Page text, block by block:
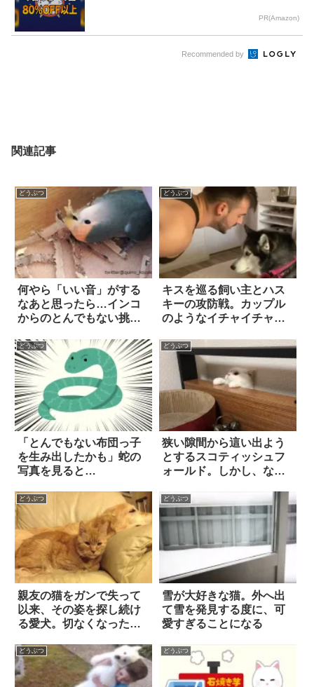
PR(Amazon)
Recommended by
関連記事
どうぶつ
何やら「いい音」がする
なあと思ったら…インコ
からのとんでもない挑戦
どうぶつ
キスを巡る飼い主とハス
キーの攻防戦。カップル
のようなイチャイチャぶ
る！
どうぶつ
「とんでもない布団っ子
を生み出したかも」蛇の
写真を見ると…
どうぶつ
狭い隙間から這い出よう
とするスコティッシュフ
ォールド。しかし、なか
に…？！
どうぶつ
親友の猫をガンで失って
以来、その姿を探し続け
る愛犬。切なくなった飼
どうぶつ
雪が大好きな猫。外へ出
て雪を発見する度に、可
愛すぎることになる
どうぶつ どうぶつ